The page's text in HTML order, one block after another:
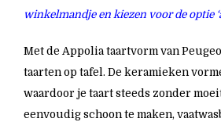
winkelmandje en kiezen voor de optie
Met de Appolia taartvorm van
taarten op tafel. De keramieken
waardoor je taart steeds zonder
eenvoudig schoon te maken,